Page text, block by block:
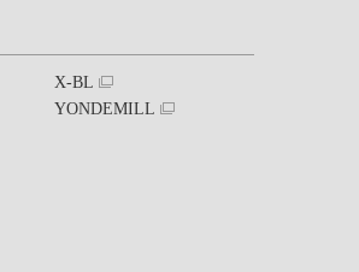
X-BL
YONDEMILL